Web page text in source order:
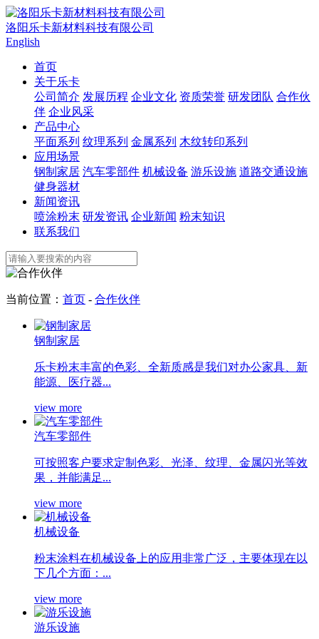
洛阳乐卡新材料科技有限公司
English
首页
关于乐卡
公司简介 发展历程 企业文化 资质荣誉 研发团队 合作伙
伴 企业风采
产品中心
平面系列 纹理系列 金属系列 木纹转印系列
应用场景
钢制家居 汽车零部件 机械设备 游乐设施 道路交通设施
健身器材
新闻资讯
喷涂粉末 研发资讯 企业新闻 粉末知识
联系我们
当前位置： 首页 - 合作伙伴
钢制家居
乐卡粉末丰富的色彩、全新质感是我们对办公家具、新
能源、医疗器...
view more
汽车零部件
可按照客户要求定制色彩、光泽、纹理、金属闪光等效
果，并能满足...
view more
机械设备
粉末涂料在机械设备上的应用非常广泛，主要体现在以
下几个方面：...
view more
游乐设施